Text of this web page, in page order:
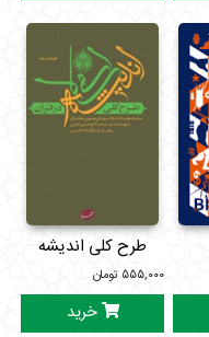
طرح کلی اندیشه
اسلامی درقرآن۵۵۵,۰۰۰ تومان
خرید